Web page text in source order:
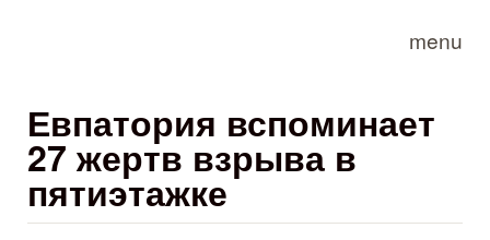
menu
Евпатория вспоминает
27 жертв взрыва в
пятиэтажке